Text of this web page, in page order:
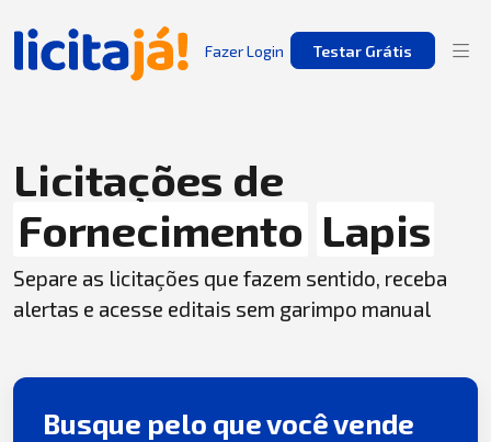
Fazer Login Testar Grátis
Licitações de
Fornecimento Lapis
Separe as licitações que fazem sentido, receba
alertas e acesse editais sem garimpo manual
Busque pelo que você vende